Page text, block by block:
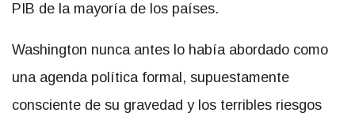
PIB de la mayoría de los países.
Washington nunca antes lo había abordado como
una agenda política formal, supuestamente
consciente de su gravedad y los terribles riesgos